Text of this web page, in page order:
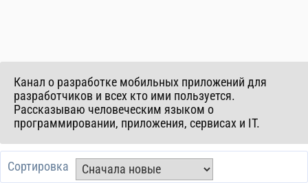
Канал о разработке мобильных приложений для
разработчиков и всех кто ими пользуется.
Рассказываю человеческим языком о
программировании, приложения, сервисах и IT.
Сортировка